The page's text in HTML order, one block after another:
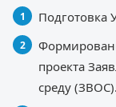
Подготовка
проекта
среду (ЗВОС).